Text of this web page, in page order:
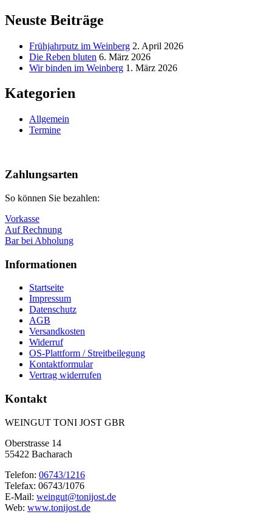
Neuste Beiträge
Frühjahrputz im Weinberg 2. April 2026
Die Reben bluten 6. März 2026
Wir binden im Weinberg 1. März 2026
Kategorien
Allgemein
Termine
oben
Zahlungsarten
So können Sie bezahlen:
Vorkasse
Auf Rechnung
Bar bei Abholung
Informationen
Startseite
Impressum
Datenschutz
AGB
Versandkosten
Widerruf
OS-Plattform / Streitbeilegung
Kontaktformular
Vertrag widerrufen
Kontakt
WEINGUT TONI JOST GBR
Oberstrasse 14
55422 Bacharach
Telefon: 06743/1216
Telefax: 06743/1076
E-Mail: weingut@tonijost.de
Web: www.tonijost.de